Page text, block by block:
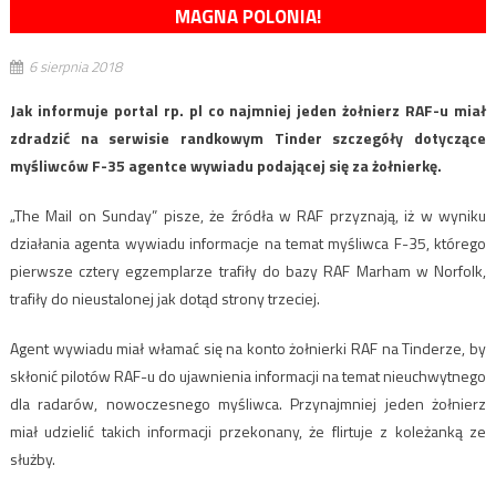
MAGNA POLONIA!
6 sierpnia 2018
Jak informuje portal rp. pl co najmniej jeden żołnierz RAF-u miał
zdradzić na serwisie randkowym Tinder szczegóły dotyczące
myśliwców F-35 agentce wywiadu podającej się za żołnierkę.
„The Mail on Sunday” pisze, że źródła w RAF przyznają, iż w wyniku
działania agenta wywiadu informacje na temat myśliwca F-35, którego
pierwsze cztery egzemplarze trafiły do bazy RAF Marham w Norfolk,
trafiły do nieustalonej jak dotąd strony trzeciej.
Agent wywiadu miał włamać się na konto żołnierki RAF na Tinderze, by
skłonić pilotów RAF-u do ujawnienia informacji na temat nieuchwytnego
dla radarów, nowoczesnego myśliwca. Przynajmniej jeden żołnierz
miał udzielić takich informacji przekonany, że flirtuje z koleżanką ze
służby.